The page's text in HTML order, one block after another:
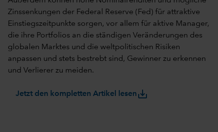
Zinssenkungen der Federal Reserve (Fed) für attraktive
Einstiegszeitpunkte sorgen, vor allem für aktive Manager,
die ihre Portfolios an die ständigen Veränderungen des
globalen Marktes und die weltpolitischen Risiken
anpassen und stets bestrebt sind, Gewinner zu erkennen
und Verlierer zu meiden.
Jetzt den kompletten Artikel lesen save_alt